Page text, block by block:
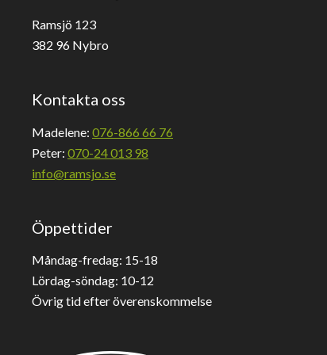
Ramsjö 123
382 96 Nybro
Kontakta oss
Madelene: 076-866 66 76
Peter: 070-24 013 98
info@ramsjo.se
Öppettider
Måndag-fredag: 15-18
Lördag-söndag: 10-12
Övrig tid efter överenskommelse